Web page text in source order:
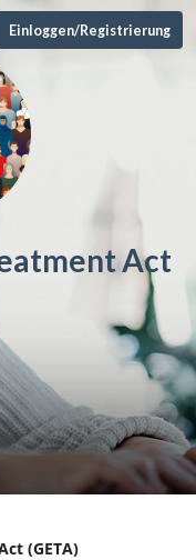
Einloggen/Registrierung
Act
(GETA)